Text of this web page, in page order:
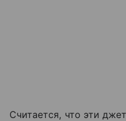
Считается, что эти